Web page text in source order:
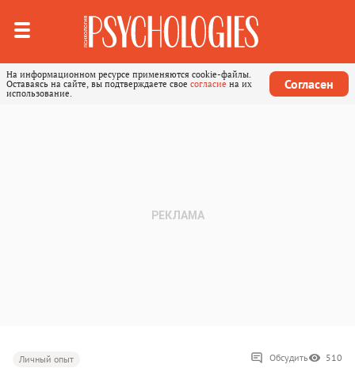
На информационном ресурсе применяются cookie-файлы.
Оставаясь на сайте, вы подтверждаете свое согласие на их
использование.
Согласен
Личный опыт Обсудить 510